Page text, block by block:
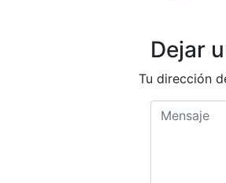
Dejar
Tu dirección